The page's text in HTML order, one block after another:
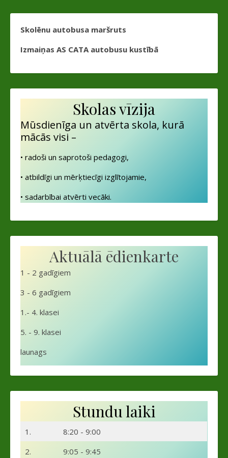
Skolēnu autobusa maršruts
Izmaiņas AS CATA autobusu kustībā
Skolas vīzija
Mūsdienīga un atvērta skola, kurā
mācās visi –
• radoši un saprotoši pedagogi,
• atbildīgi un mērķtiecīgi izglītojamie,
• sadarbībai atvērti vecāki.
Aktuālā ēdienkarte
1 - 2 gadīgiem
3 - 6 gadīgiem
1.- 4. klasei
5. - 9. klasei
launags
Stundu laiki
1.
8:20 - 9:00
2.
9:05 - 9:45